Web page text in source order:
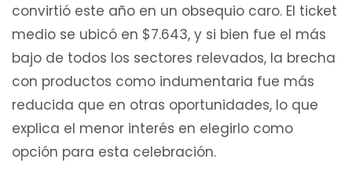
convirtió este año en un obsequio caro. El ticket
medio se ubicó en $7.643, y si bien fue el más
bajo de todos los sectores relevados, la brecha
con productos como indumentaria fue más
reducida que en otras oportunidades, lo que
explica el menor interés en elegirlo como
opción para esta celebración.